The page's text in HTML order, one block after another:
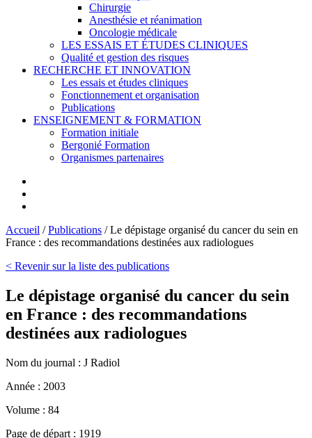
Chirurgie
Anesthésie et réanimation
Oncologie médicale
LES ESSAIS ET ÉTUDES CLINIQUES
Qualité et gestion des risques
RECHERCHE ET INNOVATION
Les essais et études cliniques
Fonctionnement et organisation
Publications
ENSEIGNEMENT & FORMATION
Formation initiale
Bergonié Formation
Organismes partenaires
Accueil /Publications /Le dépistage organisé du cancer du sein en
France : des recommandations destinées aux radiologues
< Revenir sur la liste des publications
Le dépistage organisé du cancer du sein
en France : des recommandations
destinées aux radiologues
Nom du journal : J Radiol
Année : 2003
Volume : 84
Page de départ : 1919